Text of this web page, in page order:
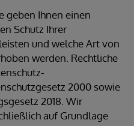
geben Ihnen einen
Schutz Ihrer
und welche Art von
werden. Rechtliche
2000 sowie
2018. Wir
auf Grundlage